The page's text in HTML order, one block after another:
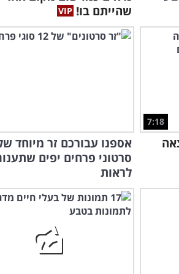
שהייתם בו!
7:18
סרטוני פרחים יפים
לראות